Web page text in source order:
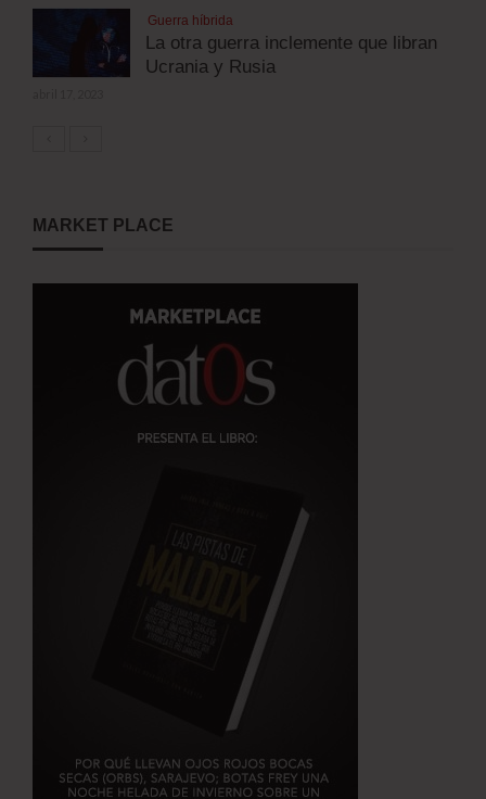
Guerra híbrida
La otra guerra inclemente que libran
Ucrania y Rusia
MARKET PLACE